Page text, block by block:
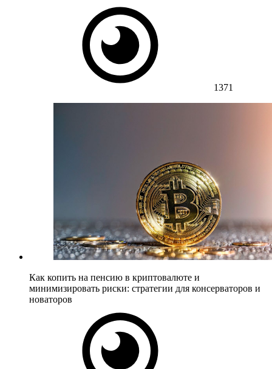
1371
Как копить на пенсию в криптовалюте и
минимизировать риски: стратегии для консерваторов и
новаторов